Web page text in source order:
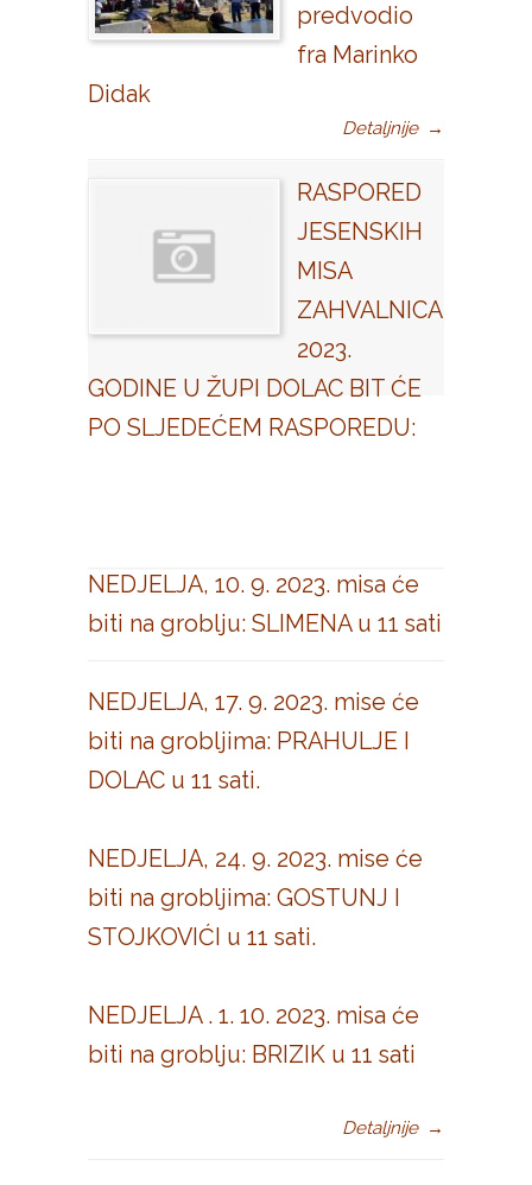
predvodio
fra Marinko
Didak
Detaljnije →
RASPORED
JESENSKIH
MISA
ZAHVALNICA
2023.
GODINE U ŽUPI DOLAC BIT ĆE
PO SLJEDEĆEM RASPOREDU:
NEDJELJA, 10. 9. 2023. misa će
biti na groblju: SLIMENA u 11 sati
NEDJELJA, 17. 9. 2023. mise će
biti na grobljima: PRAHULJE I
DOLAC u 11 sati.
NEDJELJA, 24. 9. 2023. mise će
biti na grobljima: GOSTUNJ I
STOJKOVIĆI u 11 sati.
NEDJELJA . 1. 10. 2023. misa će
biti na groblju: BRIZIK u 11 sati
Detaljnije →